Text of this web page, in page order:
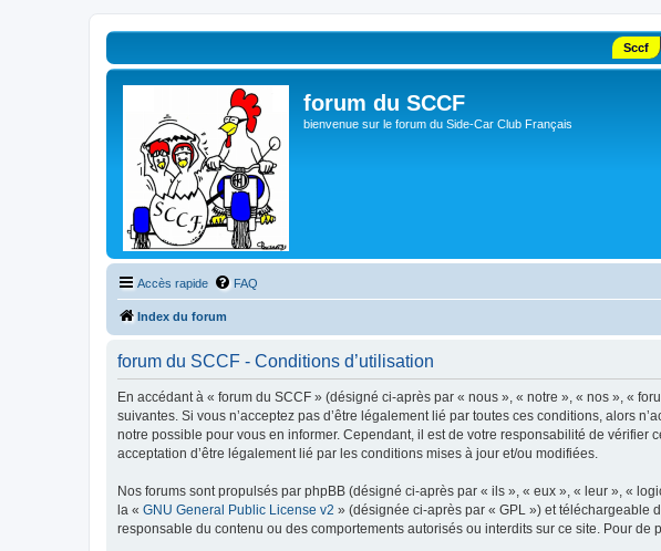
Sccf
forum du SCCF
bienvenue sur le forum du Side-Car Club Français
Accès rapide FAQ
Index du forum
forum du SCCF - Conditions d’utilisation
En accédant à « forum du SCCF » (désigné ci-après par « nous », « notre », « nos », «
suivantes. Si vous n’acceptez pas d’être légalement lié par toutes ces conditions, alors
notre possible pour vous en informer. Cependant, il est de votre responsabilité de
acceptation d’être légalement lié par les conditions mises à jour et/ou modifiées.
Nos forums sont propulsés par phpBB (désigné ci-après par « ils », « eux », « leur », «
la « GNU General Public License v2 » (désignée ci-après par « GPL ») et téléchargeable
responsable du contenu ou des comportements autorisés ou interdits sur ce site. Pour